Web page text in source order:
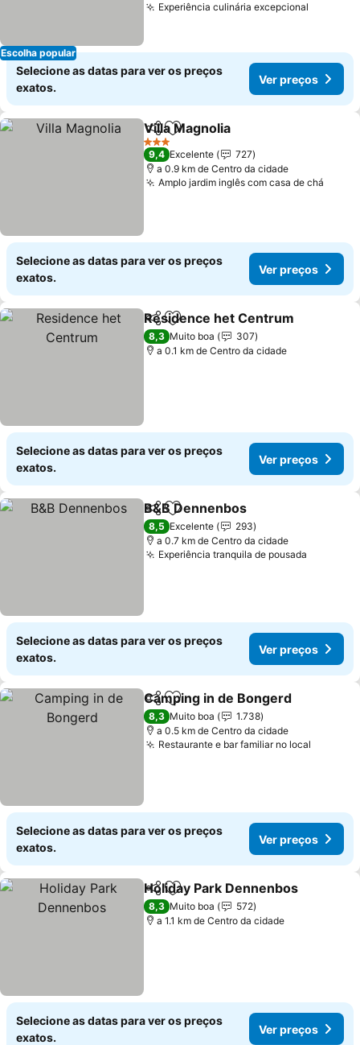
Escolha popular
Experiência culinária excepcional
Selecione as datas para ver os preços
exatos.
Ver preços
PartilharAdicionar aos favoritos
Villa Magnolia
3 Estrelas
9,4 Excelente
727
a 0.9 km de Centro da cidade
Amplo jardim inglês com casa de chá
Selecione as datas para ver os preços
exatos.
Ver preços
PartilharAdicionar aos favoritos
Residence het Centrum
8,3 Muito boa
307
a 0.1 km de Centro da cidade
Selecione as datas para ver os preços
exatos.
Ver preços
PartilharAdicionar aos favoritos
B&B Dennenbos
8,5 Excelente
293
a 0.7 km de Centro da cidade
Experiência tranquila de pousada
Selecione as datas para ver os preços
exatos.
Ver preços
PartilharAdicionar aos favoritos
Camping in de Bongerd
8,3 Muito boa
1.738
a 0.5 km de Centro da cidade
Restaurante e bar familiar no local
Selecione as datas para ver os preços
exatos.
Ver preços
PartilharAdicionar aos favoritos
Holiday Park Dennenbos
8,3 Muito boa
572
a 1.1 km de Centro da cidade
Selecione as datas para ver os preços
exatos.
Ver preços